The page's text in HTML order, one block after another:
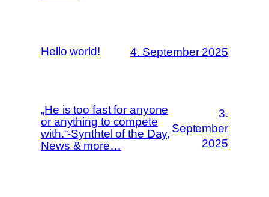
Hello world! 4. September 2025
„He is too fast for anyone
or anything to compete
with.“-Synthtel of the Day,
News & more…
3.
September
2025